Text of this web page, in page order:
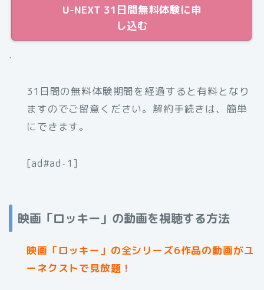
U-NEXT 31日間無料体験に申
し込む
.
31日間の無料体験期間を経過すると有料となり
ますのでご留意ください。解約手続きは、簡単
にできます。
[ad#ad-1]
映画「ロッキー」の動画を視聴する方法
映画「ロッキー」の全シリーズ6作品の動画がユ
ーネクストで見放題！